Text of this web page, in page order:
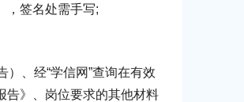
，签名处需手写;
、经“学信网”查询在有效
告》、岗位要求的其他材料